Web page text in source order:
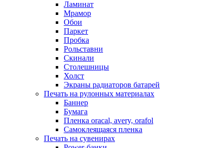
Ламинат
Мрамор
Обои
Паркет
Пробка
Рольставни
Скинали
Столешницы
Холст
Экраны радиаторов батарей
Печать на рулонных материалах
Баннер
Бумага
Пленка oracal, avery, orafol
Самоклеящаяся пленка
Печать на сувенирах